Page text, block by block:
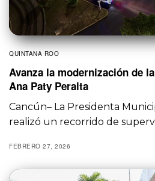
QUINTANA ROO
Avanza la modernización de
Ana Paty Peralta
Cancún– La Presidenta
realizó un recorrido de
FEBRERO 27, 2026